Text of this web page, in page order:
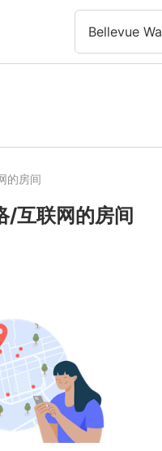
Bellevue Wa
的房间
/互联网的房间